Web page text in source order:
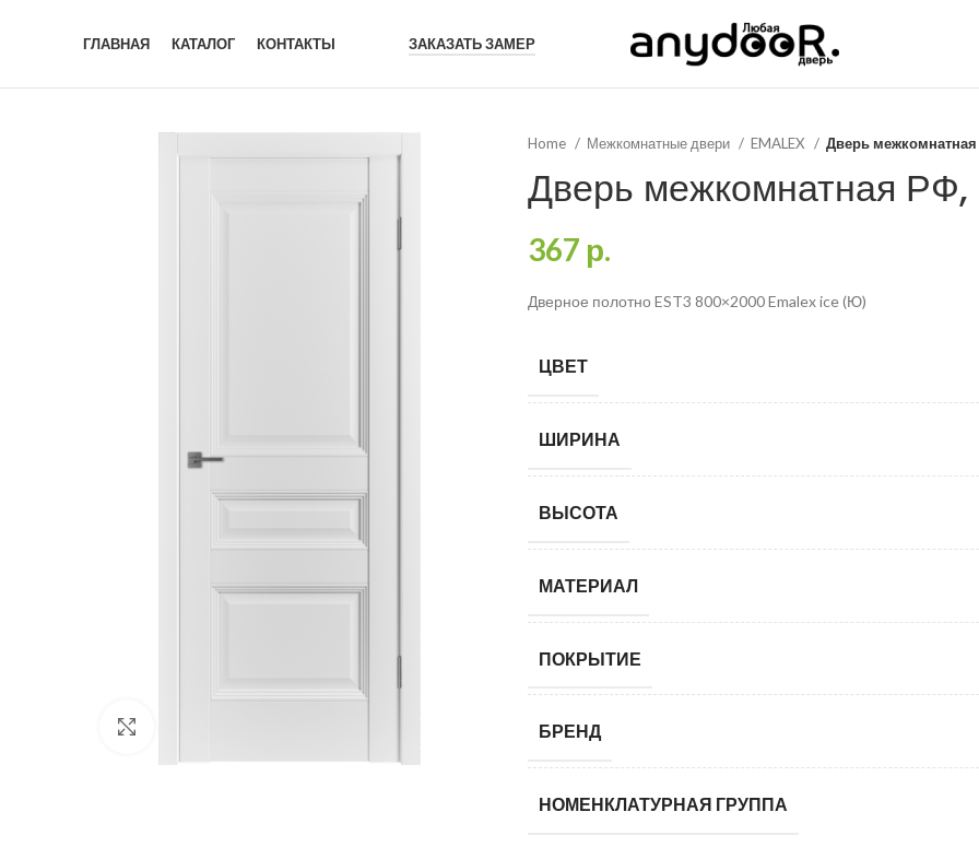
ГЛАВНАЯ КАТАЛОГ КОНТАКТЫ ЗАКАЗАТЬ ЗАМЕР
Home Межкомнатные двери EMALEX Дверь
Дверь межкомнатная
367 р.
Дверное полотно EST3 800×2000 Emalex ice (Ю)
ЦВЕТ
ШИРИНА
ВЫСОТА
МАТЕРИАЛ
ПОКРЫТИЕ
БРЕНД
НОМЕНКЛАТУРНАЯ ГРУППА